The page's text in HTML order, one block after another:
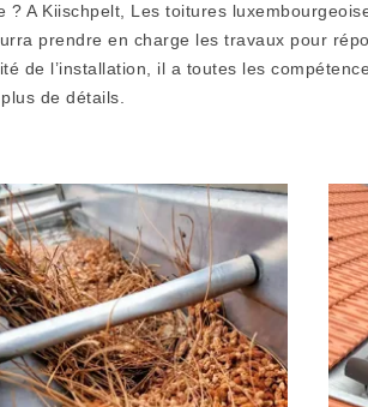
? A Kiischpelt, Les toitures
prendre en charge les travaux pour
de l’installation, il a toutes les
de détails.